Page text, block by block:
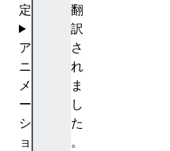
翻
訳
さ
れ
ま
し
た
。
定
ア
ニ
メ
ー
シ
ョ